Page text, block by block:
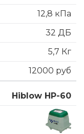
12,8 кПа
32 ДБ
5,7 Кг
12000 руб
Hiblow HP-60